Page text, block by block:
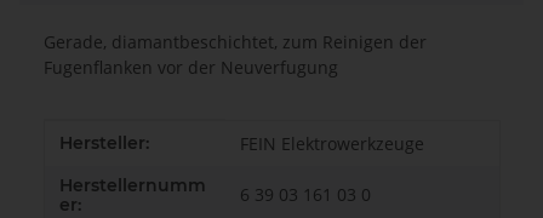
Gerade, diamantbeschichtet, zum Reinigen der
Fugenflanken vor der Neuverfugung
Produkteigenschaft
Wert
Hersteller: FEIN Elektrowerkzeuge
Herstellernumm
er:
6 39 03 161 03 0